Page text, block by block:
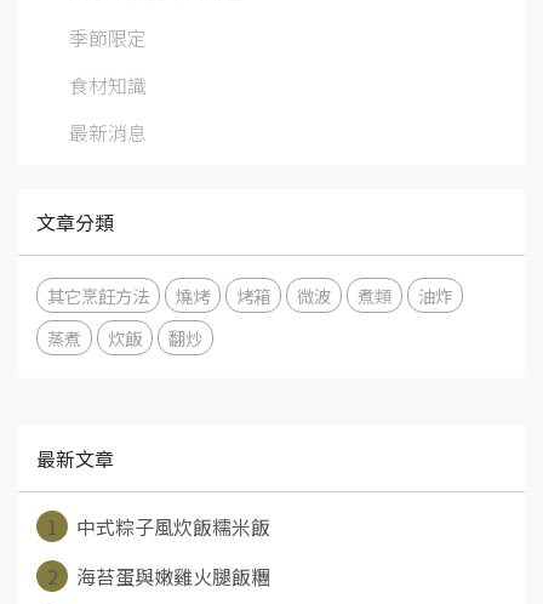
季節限定
食材知識
最新消息
文章分類
其它烹飪方法 燒烤 烤箱 微波 煮類
油炸
蒸煮
炊飯 翻炒
最新文章
1
中式粽子風炊飯糯米飯
2
海苔蛋與嫩雞火腿飯糰